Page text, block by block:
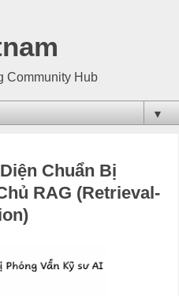
Community Hub
▼
Chuẩn Bị
RAG (Retrieval-